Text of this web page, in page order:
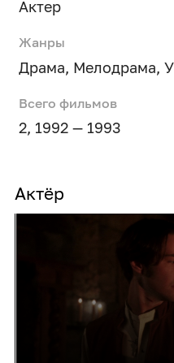
Актер
Жанры
Драма, Мелодрама,
Всего фильмов
2, 1992 — 1993
Актёр